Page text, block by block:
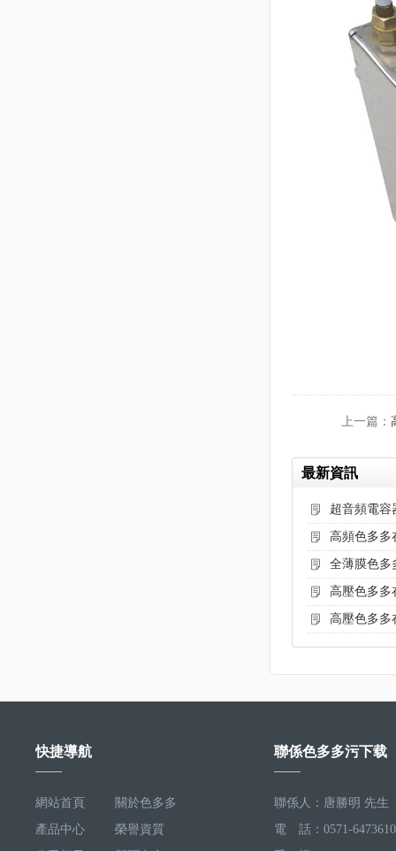
上一篇：
最新資訊
超音頻電容
高頻色多多
全薄膜色多
高壓色多多
高壓色多多
快捷導航
網站首頁
關於色多多
污下载
產品中心
榮譽資質
聯係色多多污下载
聯係人：唐勝明 先生
電 話：0571-